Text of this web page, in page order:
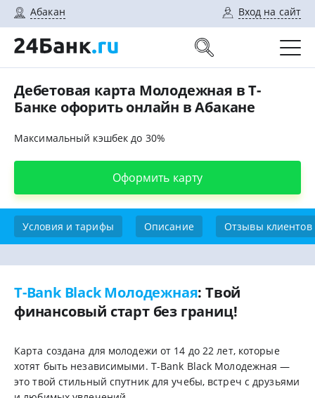
Абакан Вход на сайт
Дебетовая карта Молодежная в Т-
Банке офорить онлайн в Абакане
Максимальный кэшбек до 30%
Оформить карту
Условия и тарифы Описание Отзывы клиентов
T-Bank Black Молодежная: Твой
финансовый старт без границ!
Карта создана для молодежи от 14 до 22 лет, которые
хотят быть независимыми. T-Bank Black Молодежная —
это твой стильный спутник для учебы, встреч с друзьями